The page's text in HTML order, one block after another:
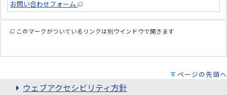
お問い合わせフォーム
このマークがついているリンクは別ウインドウで開きます
ページの先頭へ
ウェブアクセシビリティ方針